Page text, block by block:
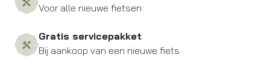
Voor alle nieuwe fietsen
Gratis servicepakket
Bij aankoop van een nieuwe fiets